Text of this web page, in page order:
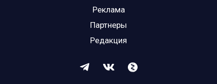
Реклама
Партнеры
Редакция